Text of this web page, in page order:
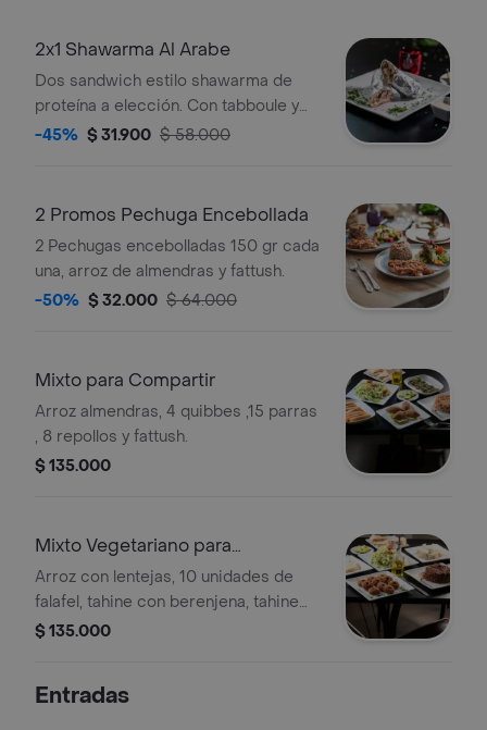
2x1 Shawarma Al Arabe
Dos sandwich estilo shawarma de
proteína a elección. Con tabboule y
tahine. 2 bebidas.
-45% $ 31.900 $ 58.000
2 Promos Pechuga Encebollada
2 Pechugas encebolladas 150 gr cada
una, arroz de almendras y fattush.
-50% $ 32.000 $ 64.000
Mixto para Compartir
Arroz almendras, 4 quibbes ,15 parras
, 8 repollos y fattush.
$ 135.000
Mixto Vegetariano para
Compartir
Arroz con lentejas, 10 unidades de
falafel, tahine con berenjena, tahine
con garbanzo, fattush, pan árabe.
$ 135.000
Entradas